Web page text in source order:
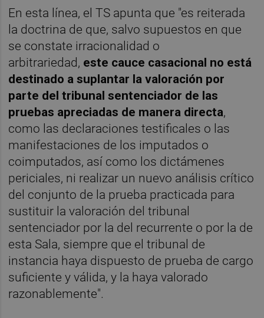
En esta línea, el TS apunta que "es reiterada
la doctrina de que, salvo supuestos en que
se constate irracionalidad o
arbitrariedad, este cauce casacional no está
destinado a suplantar la valoración por
parte del tribunal sentenciador de las
pruebas apreciadas de manera directa,
como las declaraciones testificales o las
manifestaciones de los imputados o
coimputados, así como los dictámenes
periciales, ni realizar un nuevo análisis crítico
del conjunto de la prueba practicada para
sustituir la valoración del tribunal
sentenciador por la del recurrente o por la de
esta Sala, siempre que el tribunal de
instancia haya dispuesto de prueba de cargo
suficiente y válida, y la haya valorado
razonablemente".